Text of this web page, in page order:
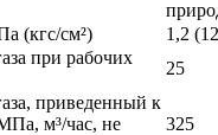
(кгс/см²)
1,2
при рабочих
25
приведенный к
м³/час, не
325